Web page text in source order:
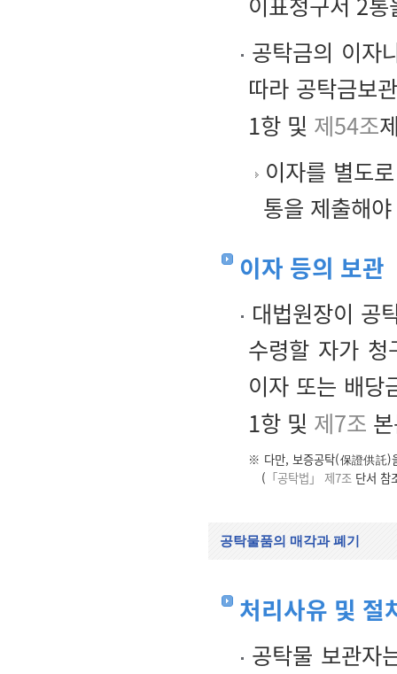
공탁금의 이자
따라 공탁금보
1항 및 제54조
이자를 별도
통을 제출해
이자 등의 보관
대법원장이 공
수령할 자가 청
이자 또는 배당
1항 및 제7조
※ 다만, 보증공탁(保證供託)
( 「공탁법」 제7조 단서 참
공탁물품의 매각과 폐기
처리사유 및 절
공탁물 보관자